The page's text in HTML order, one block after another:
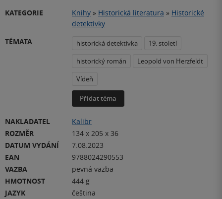
KATEGORIE Knihy » Historická literatura » Historické
detektivky
TÉMATA
historická detektivka
19. století
historický román
Leopold von Herzfeldt
Vídeň
Přidat téma
NAKLADATEL
Kalibr
ROZMĚR
134 x 205 x 36
DATUM VYDÁNÍ
7.08.2023
EAN
9788024290553
VAZBA
pevná vazba
HMOTNOST
444 g
JAZYK
čeština